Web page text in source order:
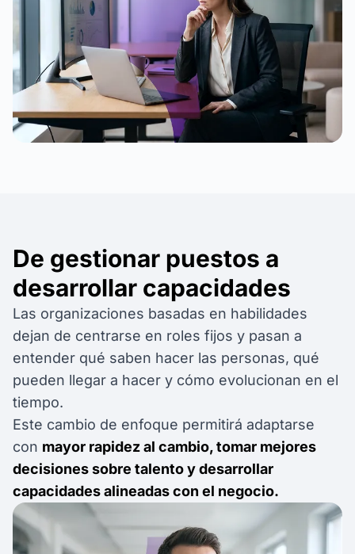
De gestionar puestos a
desarrollar capacidades
Las organizaciones basadas en habilidades
dejan de centrarse en roles fijos y pasan a
entender qué saben hacer las personas, qué
pueden llegar a hacer y cómo evolucionan en el
tiempo.
Este cambio de enfoque permitirá adaptarse
con mayor rapidez al cambio, tomar mejores
decisiones sobre talento y desarrollar
capacidades alineadas con el negocio.